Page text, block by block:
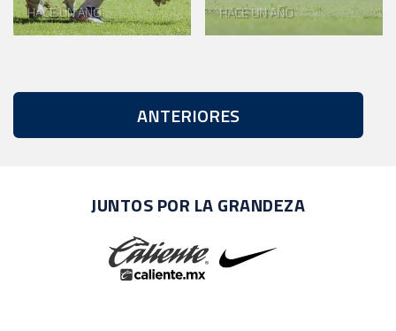
HACE UN AÑO HACE UN AÑO
ANTERIORES
JUNTOS POR LA GRANDEZA